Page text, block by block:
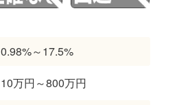
0.98%～17.5%
10万円～800万円